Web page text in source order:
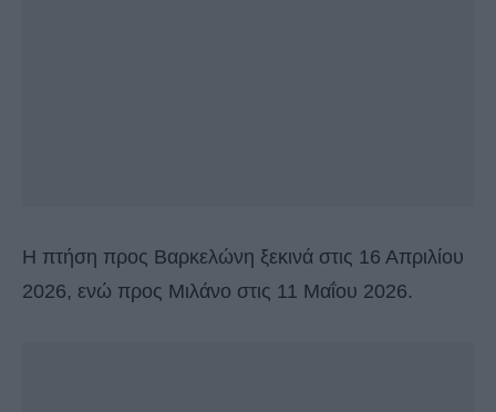
Η πτήση προς Βαρκελώνη ξεκινά στις 16 Απριλίου
2026, ενώ προς Μιλάνο στις 11 Μαΐου 2026.